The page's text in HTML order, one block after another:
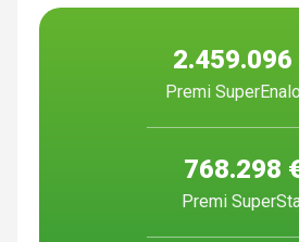
2.459.096
Premi
768.298
Premi